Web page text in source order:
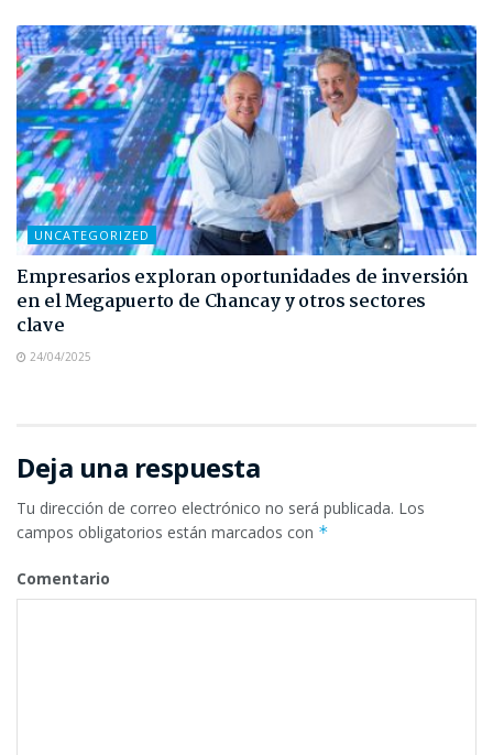
UNCATEGORIZED
Empresarios exploran oportunidades de inversión
en el Megapuerto de Chancay y otros sectores
clave
24/04/2025
Deja una respuesta
Tu dirección de correo electrónico no será publicada. Los
campos obligatorios están marcados con *
Comentario